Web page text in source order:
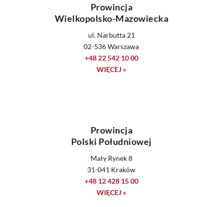
Prowincja
Wielkopolsko-Mazowiecka
ul. Narbutta 21
02-536 Warszawa
+48 22 542 10 00
WIĘCEJ »
Prowincja
Polski Południowej
Mały Rynek 8
31-041 Kraków
+48 12 428 15 00
WIĘCEJ »